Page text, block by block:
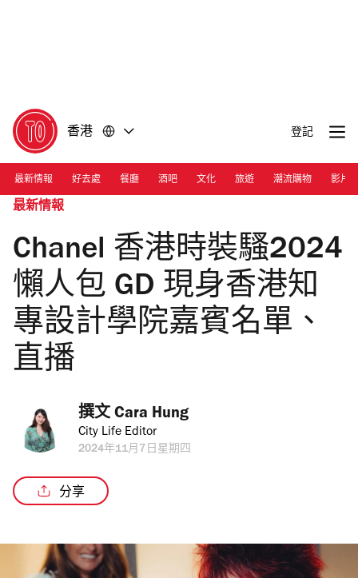
香港 登記
最新情報 好去處 餐廳 酒吧 文化 旅遊 潮流購物 影片
最新情報
Chanel 香港時裝騷2024
懶人包 GD 現身香港知
專設計學院嘉賓名單、
直播
撰文 Cara Hung
City Life Editor
2024年11月7日星期四
分享